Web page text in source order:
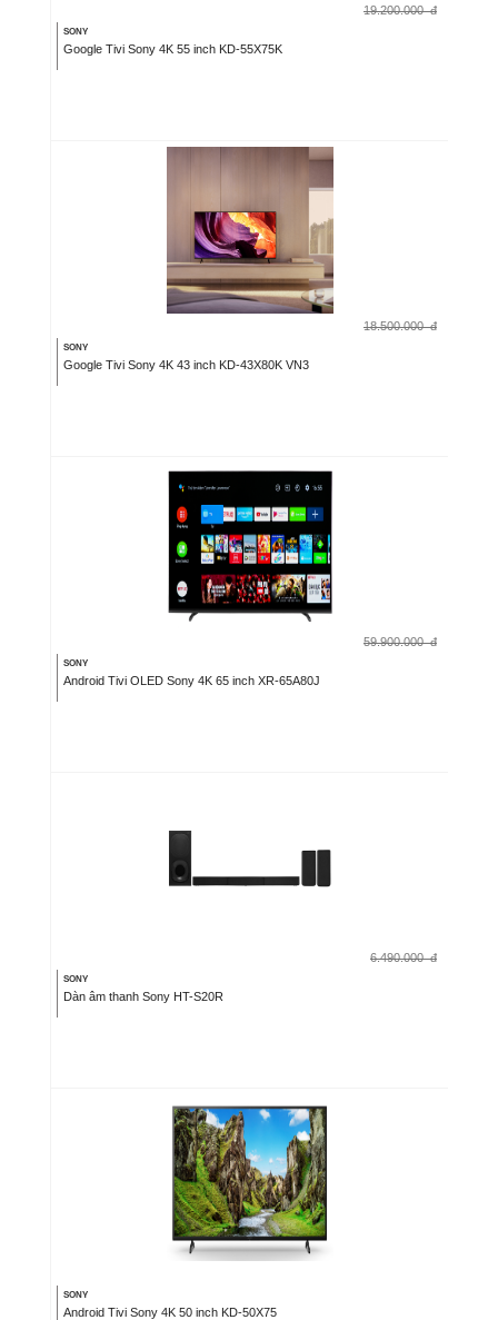
19.200.000 đ
SONY
Google Tivi Sony 4K 55 inch KD-55X75K
18.500.000 đ
SONY
Google Tivi Sony 4K 43 inch KD-43X80K VN3
59.900.000 đ
SONY
Android Tivi OLED Sony 4K 65 inch XR-65A80J
6.490.000 đ
SONY
Dàn âm thanh Sony HT-S20R
SONY
Android Tivi Sony 4K 50 inch KD-50X75